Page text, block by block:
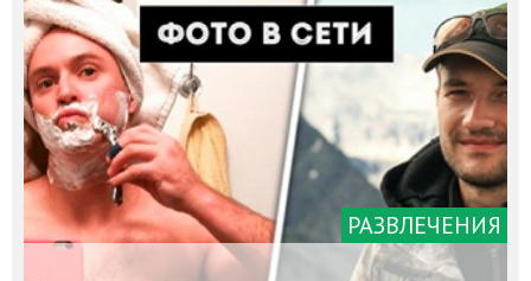
РАЗВЛЕЧЕНИЯ